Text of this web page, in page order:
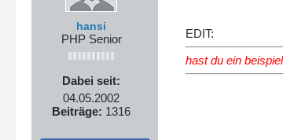
hansi
PHP Senior
Dabei seit:
04.05.2002
Beiträge: 1316
EDIT:
hast du ein